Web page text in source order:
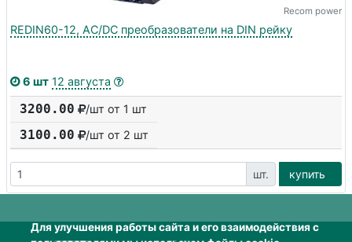
Recom power
REDIN60-12, AC/DC преобразователи на DIN рейку
6 шт 12 августа
3200.00 /шт от 1 шт
3100.00 /шт от 2 шт
шт. купить
Для улучшения работы сайта и его взаимодействия с